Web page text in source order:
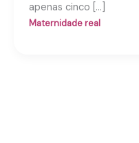
apenas cinco […]
Maternidade real